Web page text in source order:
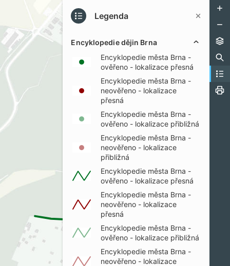
Legenda
Encyklopedie dějin Brna
Encyklopedie města Brna -
ověřeno - lokalizace přesná
Encyklopedie města Brna -
neověřeno - lokalizace
přesná
Encyklopedie města Brna -
ověřeno - lokalizace přibližná
Encyklopedie města Brna -
neověřeno - lokalizace
přibližná
Encyklopedie města Brna -
ověřeno - lokalizace přesná
Encyklopedie města Brna -
neověřeno - lokalizace
přesná
Encyklopedie města Brna -
ověřeno - lokalizace přibližná
Encyklopedie města Brna -
neověřeno - lokalizace